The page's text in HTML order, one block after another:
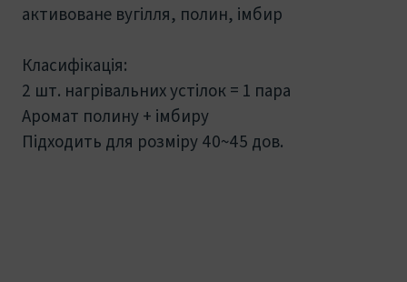
активоване вугілля, полин, імбир
Класифікація:
2 шт. нагрівальних устілок = 1 пара
Аромат полину + імбиру
Підходить для розміру 40~45 дов.